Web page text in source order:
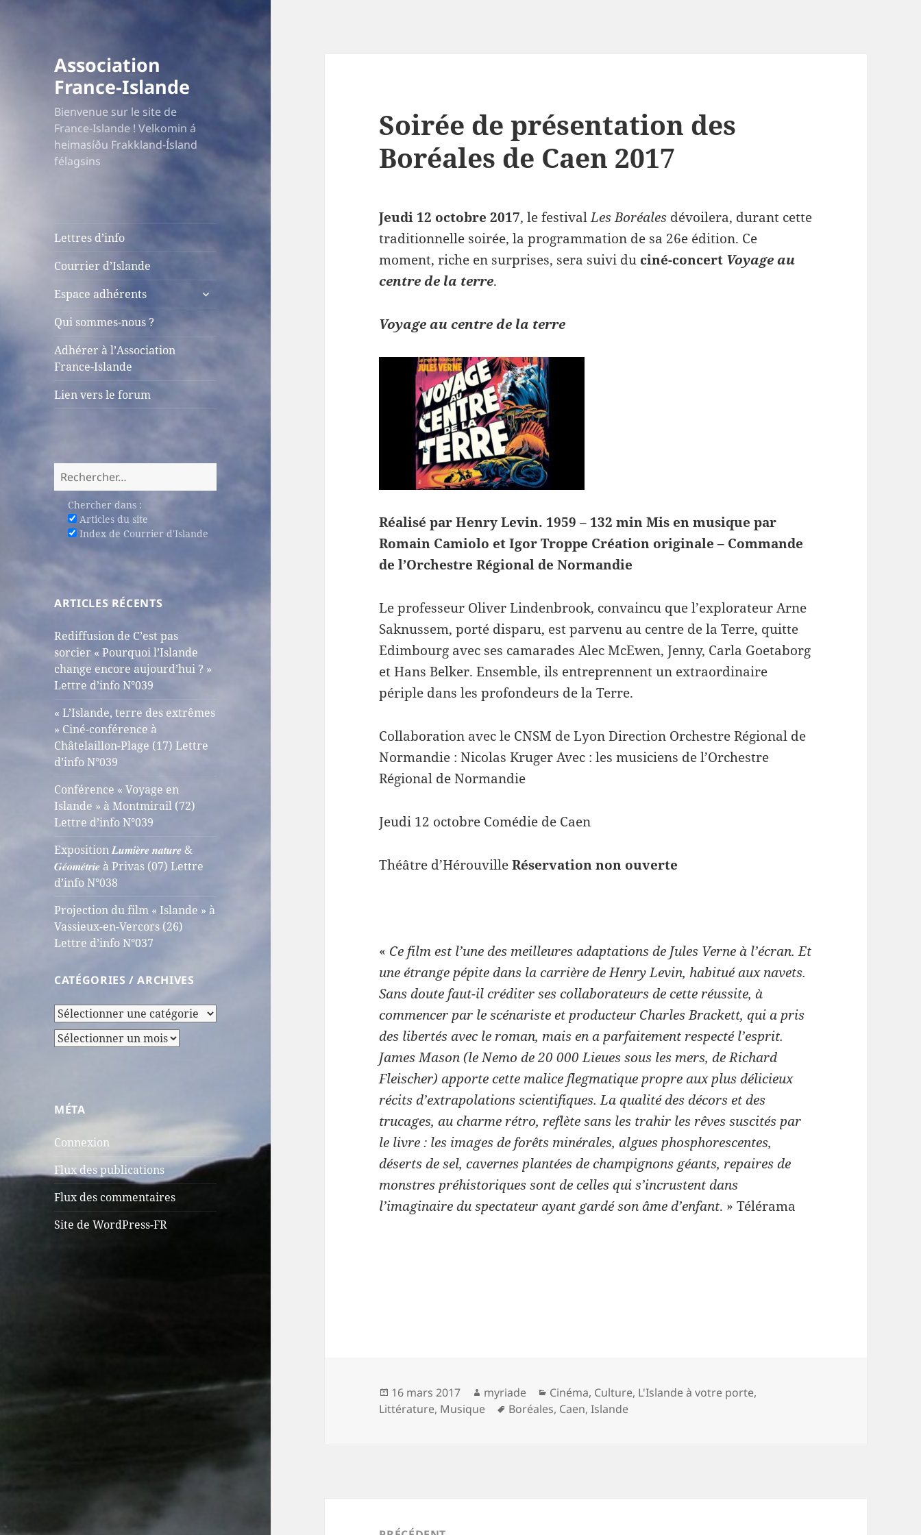
Association
France-Islande
Bienvenue sur le site de
France-Islande ! Velkomin á
heimasíðu Frakkland-Ísland
félagsins
Lettres d’info
Courrier d’Islande
Espace adhérents
ouvrir
le
Qui sommes-nous ?
Adhérer à l’Association
France-Islande
Lien vers le forum
Rechercher :
Chercher dans :
Articles du site
Index de Courrier d'Islande
ARTICLES RÉCENTS
Rediffusion de C’est pas
sorcier « Pourquoi l’Islande
change encore aujourd’hui ? »
Lettre d’info N°039
« L’Islande, terre des extrêmes
» Ciné-conférence à
Châtelaillon-Plage (17) Lettre
d’info N°039
Conférence « Voyage en
Islande » à Montmirail (72)
Lettre d’info N°039
Exposition 𝑳𝒖𝒎𝒊𝒆̀𝒓𝒆 𝒏𝒂𝒕𝒖𝒓𝒆 &
𝑮𝒆́𝒐𝒎𝒆́𝒕𝒓𝒊𝒆 à Privas (07) Lettre
d’info N°038
Projection du film « Islande » à
Vassieux-en-Vercors (26)
Lettre d’info N°037
CATÉGORIES / ARCHIVES
Catégories
/
Archives
Archives
MÉTA
Connexion
Flux des publications
Flux des commentaires
Site de WordPress-FR
Soirée de présentation des
Boréales de Caen 2017
Jeudi 12 octobre 2017, le festivalLes Boréales dévoilera, durant cette
traditionnelle soirée, la programmation de sa 26e édition. Ce
moment, riche en surprises, sera suivi du ciné-concert Voyage au
centre de la terre.
Voyage au centre de la terre
Réalisé par Henry Levin. 1959 – 132 min Mis en musique par
Romain Camiolo et Igor Troppe Création originale – Commande
de l’Orchestre Régional de Normandie
Le professeur Oliver Lindenbrook, convaincu que l’explorateur Arne
Saknussem, porté disparu, est parvenu au centre de la Terre, quitte
Edimbourg avec ses camarades Alec McEwen, Jenny, Carla Goetaborg
et Hans Belker. Ensemble, ils entreprennent un extraordinaire
périple dans les profondeurs de la Terre.
Collaboration avec le CNSM de Lyon Direction Orchestre Régional de
Normandie : Nicolas Kruger Avec : les musiciens de l’Orchestre
Régional de Normandie
Jeudi 12 octobre Comédie de Caen
Théâtre d’HérouvilleRéservation non ouverte
« Ce film est l’une des meilleures adaptations de Jules Verne à l’écran. Et
une étrange pépite dans la carrière de Henry Levin, habitué aux navets.
Sans doute faut-il créditer ses collaborateurs de cette réussite, à
commencer par le scénariste et producteur Charles Brackett, qui a pris
des libertés avec le roman, mais en a parfaitement respecté l’esprit.
James Mason (le Nemo de 20 000 Lieues sous les mers, de Richard
Fleischer) apporte cette malice flegmatique propre aux plus délicieux
récits d’extrapolations scientifiques. La qualité des décors et des
trucages, au charme rétro, reflète sans les trahir les rêves suscités par
le livre : les images de forêts minérales, algues phosphorescentes,
déserts de sel, cavernes plantées de champignons géants, repaires de
monstres préhistoriques sont de celles qui s’incrustent dans
l’imaginaire du spectateur ayant gardé son âme d’enfant. » Télérama
Publié
le
16 mars 2017 Auteur
myriade Catégories
Cinéma, Culture, L'Islande à votre porte,
Littérature, Musique
Mots-
Boréales, Caen,Islande